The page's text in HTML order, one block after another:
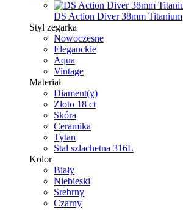
DS Action Diver 38mm Titanium
Styl zegarka
Nowoczesne
Eleganckie
Aqua
Vintage
Materiał
Diament(y)
Złoto 18 ct
Skóra
Ceramika
Tytan
Stal szlachetna 316L
Kolor
Biały
Niebieski
Srebrny
Czarny